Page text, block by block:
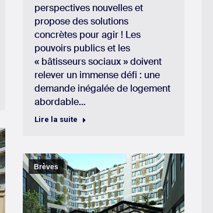
perspectives nouvelles et
propose des solutions
concrètes pour agir ! Les
pouvoirs publics et les
« bâtisseurs sociaux » doivent
relever un immense défi : une
demande inégalée de logement
abordable…
Lire la suite
Brèves